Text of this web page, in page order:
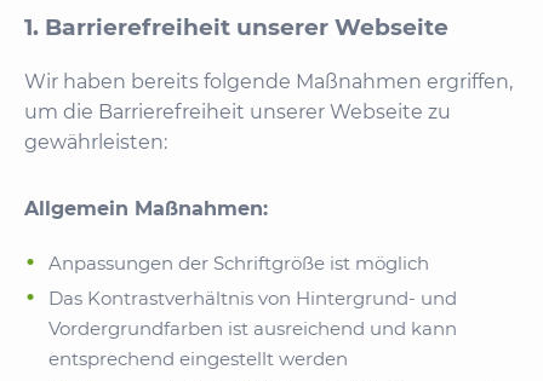
1. Barrierefreiheit unserer Webseite
Wir haben bereits folgende Maßnahmen ergriffen,
um die Barrierefreiheit unserer Webseite zu
gewährleisten:
Allgemein Maßnahmen:
Anpassungen der Schriftgröße ist möglich
Das Kontrastverhältnis von Hintergrund- und
Vordergrundfarben ist ausreichend und kann
entsprechend eingestellt werden